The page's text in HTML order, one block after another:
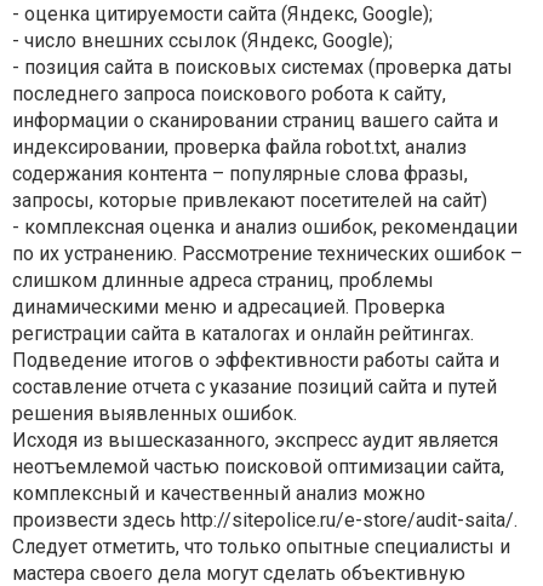
- оценка цитируемости сайта (Яндекс, Google);
- число внешних ссылок (Яндекс, Google);
- позиция сайта в поисковых системах (проверка даты
последнего запроса поискового робота к сайту,
информации о сканировании страниц вашего сайта и
индексировании, проверка файла robot.txt, анализ
содержания контента – популярные слова фразы,
запросы, которые привлекают посетителей на сайт)
- комплексная оценка и анализ ошибок, рекомендации
по их устранению. Рассмотрение технических ошибок –
слишком длинные адреса страниц, проблемы
динамическими меню и адресацией. Проверка
регистрации сайта в каталогах и онлайн рейтингах.
Подведение итогов о эффективности работы сайта и
составление отчета с указание позиций сайта и путей
решения выявленных ошибок.
Исходя из вышесказанного, экспресс аудит является
неотъемлемой частью поисковой оптимизации сайта,
комплексный и качественный анализ можно
произвести здесь http://sitepolice.ru/e-store/audit-saita/.
Следует отметить, что только опытные специалисты и
мастера своего дела могут сделать объективную